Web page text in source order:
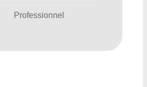
Professionnel